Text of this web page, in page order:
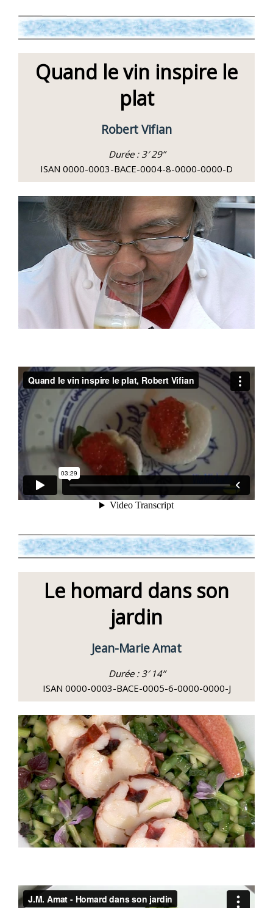
Quand le vin inspire le
plat
Robert Vifian
Durée : 3′ 29”
ISAN 0000-0003-BACE-0004-8-0000-0000-D
Le homard dans son
jardin
Jean-Marie Amat
Durée : 3′ 14”
ISAN 0000-0003-BACE-0005-6-0000-0000-J